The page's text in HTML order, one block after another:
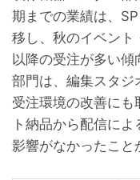
期までの業績は、
移し、秋のイベント
以降の受注が多い
部門は、編集スタジ
受注環境の改善にも
ト納品から配信に
影響がなかったこと